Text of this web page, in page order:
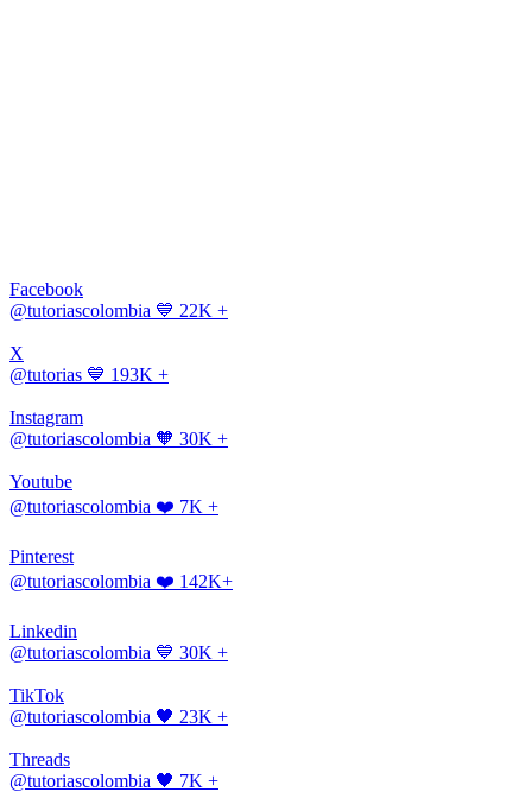
Facebook
@tutoriascolombia 💙 22K +
X
@tutorias 💙 193K +
Instagram
@tutoriascolombia 🧡 30K +
Youtube
@tutoriascolombia ❤️ 7K +
Pinterest
@tutoriascolombia ❤️ 142K+
Linkedin
@tutoriascolombia 💙 30K +
TikTok
@tutoriascolombia 🖤 23K +
Threads
@tutoriascolombia 🖤 7K +